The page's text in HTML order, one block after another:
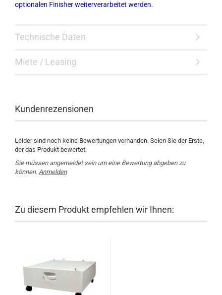
optionalen Finisher weiterverarbeitet werden.
Technische Daten
Miete / Leasing
Kundenrezensionen
Leider sind noch keine Bewertungen vorhanden. Seien Sie der Erste,
der das Produkt bewertet.
Sie müssen angemeldet sein um eine Bewertung abgeben zu
können. Anmelden
Zu diesem Produkt empfehlen wir Ihnen: